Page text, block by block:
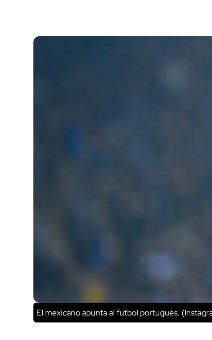
El mexicano apunta al futbol portugués.